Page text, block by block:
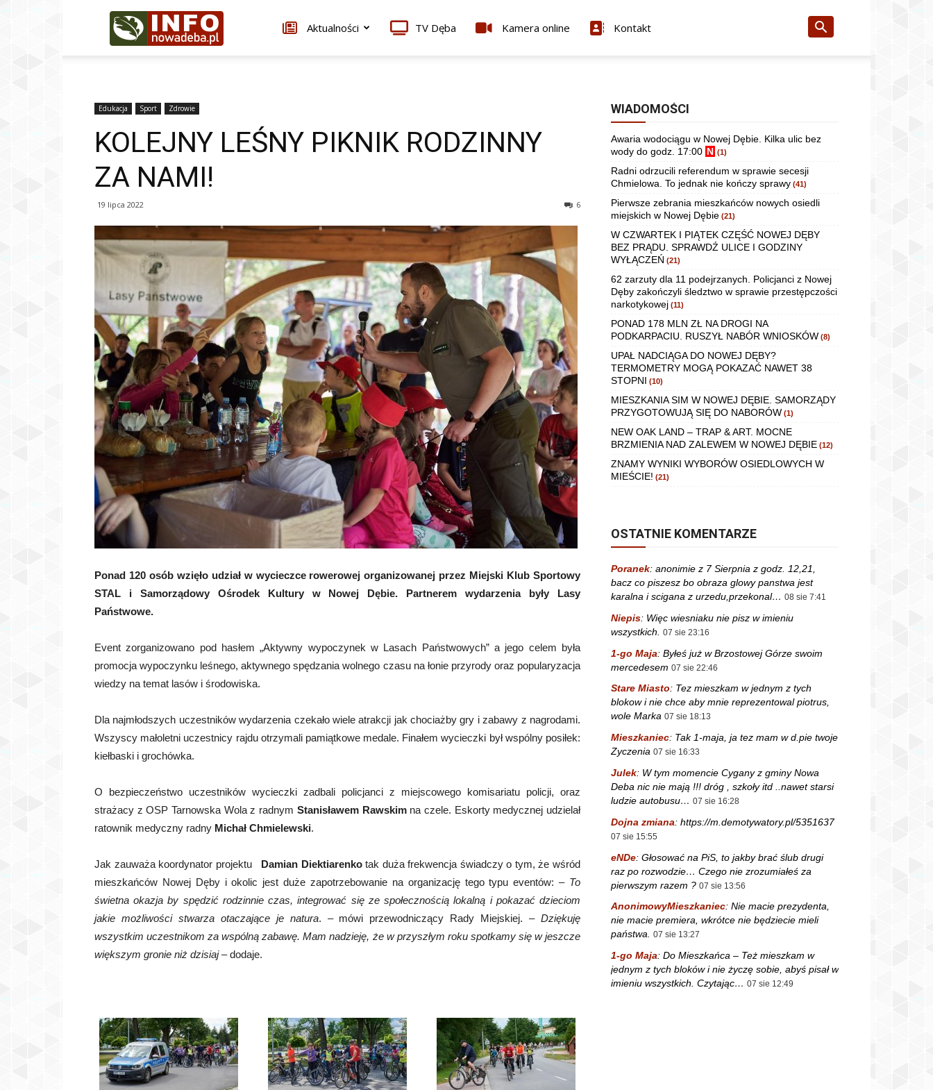
Infonowadeba.pl Aktualności TV Dęba Kamera online Kontakt
Edukacja Sport Zdrowie
KOLEJNY LEŚNY PIKNIK RODZINNY
ZA NAMI!
19 lipca 2022 6
Ponad 120 osób wzięło udział w wycieczce rowerowej organizowanej przez Miejski Klub Sportowy
STAL i Samorządowy Ośrodek Kultury w Nowej Dębie. Partnerem wydarzenia były Lasy
Państwowe.
Event zorganizowano pod hasłem „Aktywny wypoczynek w Lasach Państwowych” a jego celem była
promocja wypoczynku leśnego, aktywnego spędzania wolnego czasu na łonie przyrody oraz popularyzacja
wiedzy na temat lasów i środowiska.
Dla najmłodszych uczestników wydarzenia czekało wiele atrakcji jak chociażby gry i zabawy z nagrodami.
Wszyscy małoletni uczestnicy rajdu otrzymali pamiątkowe medale. Finałem wycieczki był wspólny posiłek:
kiełbaski i grochówka.
O bezpieczeństwo uczestników wycieczki zadbali policjanci z miejscowego komisariatu policji, oraz
strażacy z OSP Tarnowska Wola z radnym Stanisławem Rawskimna czele. Eskorty medycznej udzielał
ratownik medyczny radny Michał Chmielewski.
Jak zauważa koordynator projektu Damian Diektiarenkotak duża frekwencja świadczy o tym, że wśród
mieszkańców Nowej Dęby i okolic jest duże zapotrzebowanie na organizację tego typu eventów: – To
świetna okazja by spędzić rodzinnie czas, integrować się ze społecznością lokalną i pokazać dzieciom
jakie możliwości stwarza otaczające je natura. – mówi przewodniczący Rady Miejskiej. –Dziękuję
wszystkim uczestnikom za wspólną zabawę. Mam nadzieję, że w przyszłym roku spotkamy się w jeszcze
większym gronie niż dzisiaj– dodaje.
WIADOMOŚCI
Awaria wodociągu w Nowej Dębie. Kilka ulic bez
wody do godz. 17:00 N (1)
Radni odrzucili referendum w sprawie secesji
Chmielowa. To jednak nie kończy sprawy (41)
Pierwsze zebrania mieszkańców nowych osiedli
miejskich w Nowej Dębie (21)
W CZWARTEK I PIĄTEK CZĘŚĆ NOWEJ DĘBY
BEZ PRĄDU. SPRAWDŹ ULICE I GODZINY
WYŁĄCZEŃ (21)
62 zarzuty dla 11 podejrzanych. Policjanci z Nowej
Dęby zakończyli śledztwo w sprawie przestępczości
narkotykowej (11)
PONAD 178 MLN ZŁ NA DROGI NA
PODKARPACIU. RUSZYŁ NABÓR WNIOSKÓW (8)
UPAŁ NADCIĄGA DO NOWEJ DĘBY?
TERMOMETRY MOGĄ POKAZAĆ NAWET 38
STOPNI (10)
MIESZKANIA SIM W NOWEJ DĘBIE. SAMORZĄDY
PRZYGOTOWUJĄ SIĘ DO NABORÓW (1)
NEW OAK LAND – TRAP & ART. MOCNE
BRZMIENIA NAD ZALEWEM W NOWEJ DĘBIE (12)
ZNAMY WYNIKI WYBORÓW OSIEDLOWYCH W
MIEŚCIE! (21)
OSTATNIE KOMENTARZE
Poranek: anonimie z 7 Sierpnia z godz. 12,21,
bacz co piszesz bo obraza glowy panstwa jest
karalna i scigana z urzedu,przekonal… 08 sie 7:41
Niepis: Więc wiesniaku nie pisz w imieniu
wszystkich.
07 sie 23:16
1-go Maja: Byłeś już w Brzostowej Górze swoim
mercedesem 07 sie 22:46
Stare Miasto: Tez mieszkam w jednym z tych
blokow i nie chce aby mnie reprezentowal piotrus,
wole Marka 07 sie 18:13
Mieszkaniec: Tak 1-maja, ja tez mam w d.pie twoje
Zyczenia 07 sie 16:33
Julek: W tym momencie Cygany z gminy Nowa
Deba nic nie mają !!! dróg , szkoły itd ..nawet starsi
ludzie autobusu… 07 sie 16:28
Dojna zmiana: https://m.demotywatory.pl/5351637
07 sie 15:55
eNDe: Głosować na PiS, to jakby brać ślub drugi
raz po rozwodzie… Czego nie zrozumiałeś za
pierwszym razem ? 07 sie 13:56
AnonimowyMieszkaniec: Nie macie prezydenta,
nie macie premiera, wkrótce nie będziecie mieli
państwa. 07 sie 13:27
1-go Maja: Do Mieszkańca – Też mieszkam w
jednym z tych bloków i nie życzę sobie, abyś pisał w
imieniu wszystkich. Czytając… 07 sie 12:49